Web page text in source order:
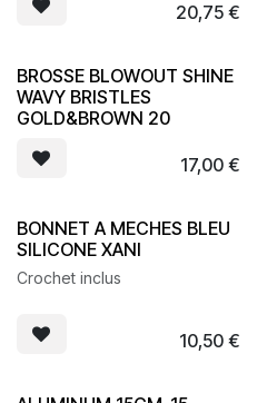
20,75€
BROSSE BLOWOUT SHINE
WAVY BRISTLES
GOLD&BROWN 20
17,00€
BONNET A MECHES BLEU
SILICONE XANI
Crochet inclus
10,50€